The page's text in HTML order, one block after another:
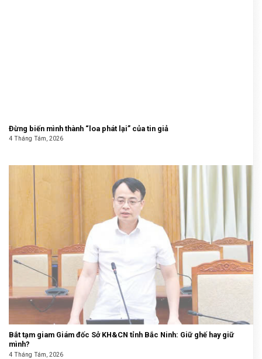
Đừng biến mình thành “loa phát lại” của tin giả
4 Tháng Tám, 2026
Bắt tạm giam Giám đốc Sở KH&CN tỉnh Bắc Ninh: Giữ ghế hay giữ
mình?
4 Tháng Tám, 2026